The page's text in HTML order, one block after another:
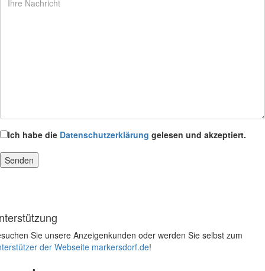
Ich habe die Datenschutzerklärung gelesen und akzeptiert.
Sie unsere Anzeigenkunden oder werden Sie selbst zum
der Webseite markersdorf.de!